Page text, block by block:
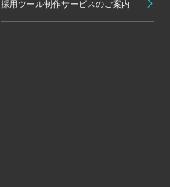
採用ツール制作サービスのご案内